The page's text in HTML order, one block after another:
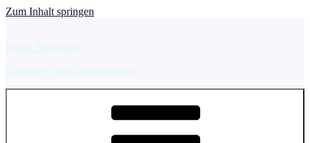
Zum Inhalt springen
Ranas Buchsalat
Gelesenes und Geschriebenes